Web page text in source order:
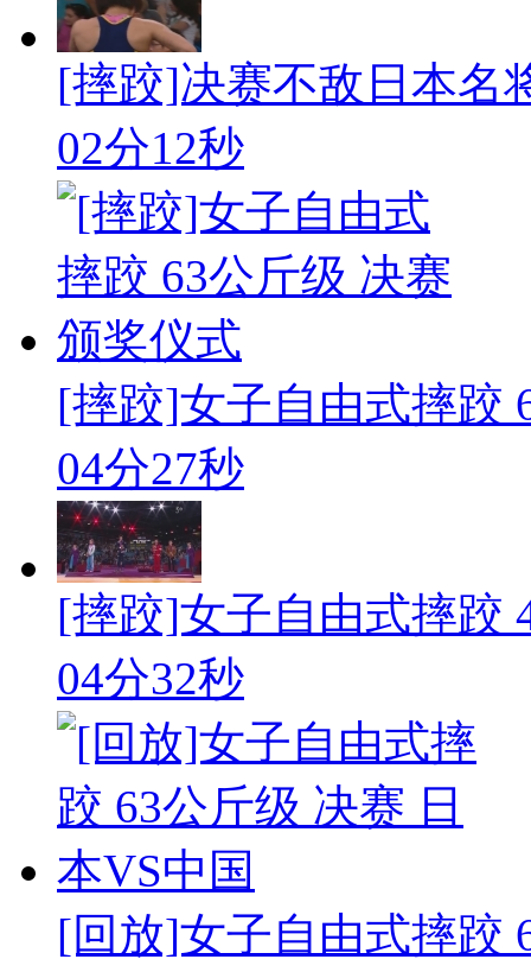
[摔跤]决赛不敌日本名
02分12秒
[摔跤]女子自由式摔跤
04分27秒
[摔跤]女子自由式摔跤
04分32秒
[回放]女子自由式摔跤